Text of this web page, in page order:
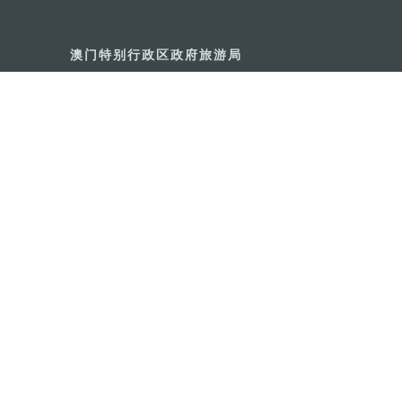
澳门特别行政区政府旅游局